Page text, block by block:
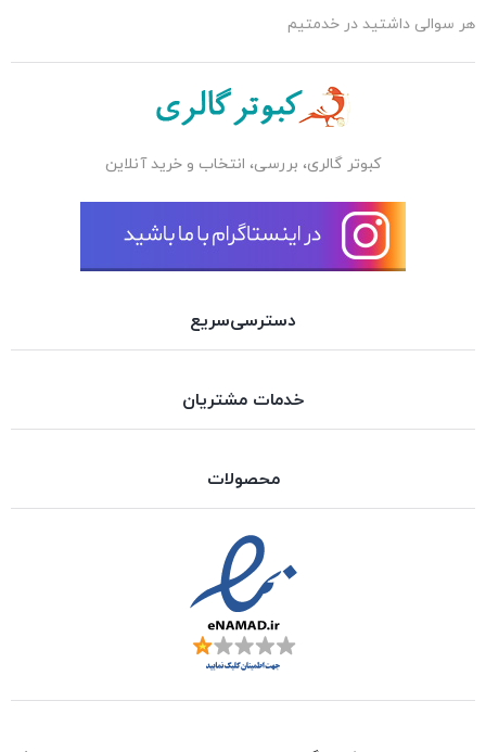
هر سوالی داشتید در خدمتیم
کبوتر گالری، بررسی، انتخاب و خرید آنلاین
دسترسی‌سریع
خدمات مشتریان
محصولات